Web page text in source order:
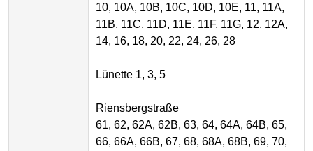
10, 10A, 10B, 10C, 10D, 10E, 11, 11A,
11B, 11C, 11D, 11E, 11F, 11G, 12, 12A,
14, 16, 18, 20, 22, 24, 26, 28
Lünette 1, 3, 5
Riensbergstraße
61, 62, 62A, 62B, 63, 64, 64A, 64B, 65,
66, 66A, 66B, 67, 68, 68A, 68B, 69, 70,